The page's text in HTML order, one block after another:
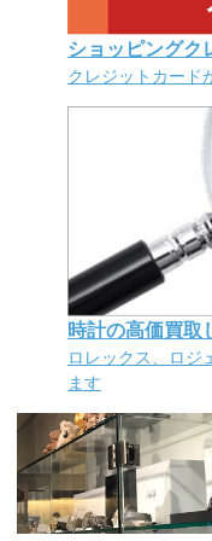
ショッピングク
クレジットカード
時計の高価買取
ロレックス、ロジ
ます